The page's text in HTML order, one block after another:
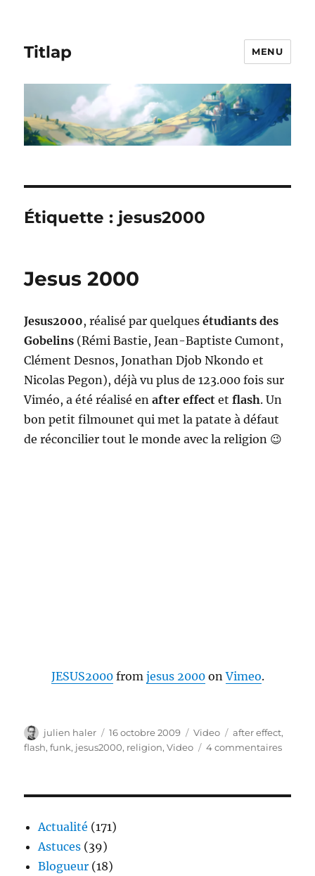
Titlap MENU
Étiquette : jesus2000
Jesus 2000
Jesus2000, réalisé par quelquesétudiants des
Gobelins (Rémi Bastie, Jean-Baptiste Cumont,
Clément Desnos, Jonathan Djob Nkondo et
Nicolas Pegon), déjà vu plus de 123.000 fois sur
Viméo, a été réalisé enafter effect etflash. Un
bon petit filmounet qui met la patate à défaut
de réconcilier tout le monde avec la religion 😉
JESUS2000from jesus 2000onVimeo.
Auteur
julien haler
Publié
le
16 octobre 2009 Catégories
Video Étiquettes
after effect,
flash,funk, jesus2000, religion,Video 4 commentairessur
Actualité (171)
Astuces (39)
Blogueur (18)